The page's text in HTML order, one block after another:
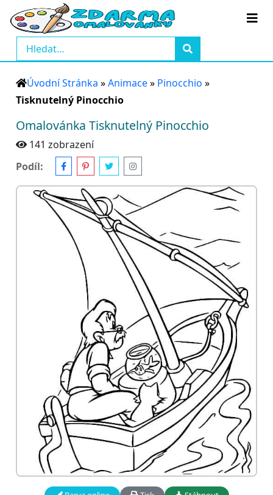
Úvodní Stránka »Animace» Pinocchio »
Tisknutelný Pinocchio
Omalovánka Tisknutelný Pinocchio
141 zobrazení
Podíl: